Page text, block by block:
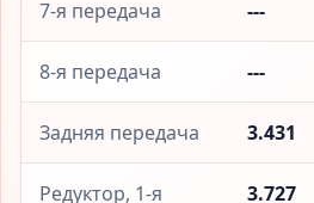
7-я передача ---
8-я передача ---
Задняя передача 3.431
Редуктор, 1-я
3.727